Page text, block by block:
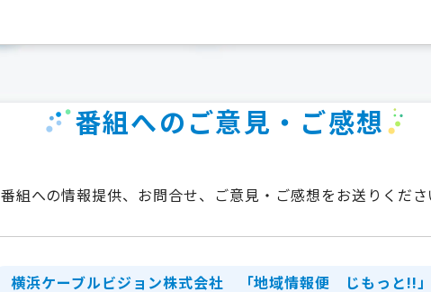
番組へのご意見・ご感想
番組への情報提供、お問合せ、ご意見・ご感想をお送りくだ
横浜ケーブルビジョン株式会社
「地域情報便 じもっと!!